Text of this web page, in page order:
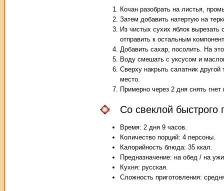
Кочан разобрать на листья,
Затем добавить натертую на
Из чистых сухих яблок
отправить к остальным
Добавить сахар, посолить. На
Воду смешать с уксусом и
Сверху накрыть салатник
место.
Примерно через 2 дня снять
Со свеклой быстрого
Время: 2 дня 9 часов.
Количество порций: 4 персоны.
Калорийность блюда: 35 ккал.
Предназначение: на обед / на
Кухня: русская.
Сложность приготовления: